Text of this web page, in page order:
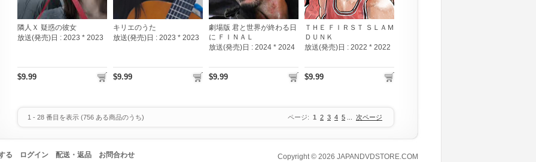
隣人Ｘ 疑惑の彼女
放送(発売)日 : 2023 * 2023
$9.99
キリエのうた
放送(発売)日 : 2023 * 2023
$9.99
劇場版 君と世界が終わる日
に ＦＩＮＡＬ
放送(発売)日 : 2024 * 2024
$9.99
ＴＨＥ ＦＩＲＳＴ ＳＬＡＭ
ＤＵＮＫ
放送(発売)日 : 2022 * 2022
$9.99
1 - 28 番目を表示 (756 ある商品のうち) ページ: 1 2 3 4 5 次ページ
る ログイン 配送・返品 お問合わせ Copyright © 2026 JAPANDVDSTORE.COM